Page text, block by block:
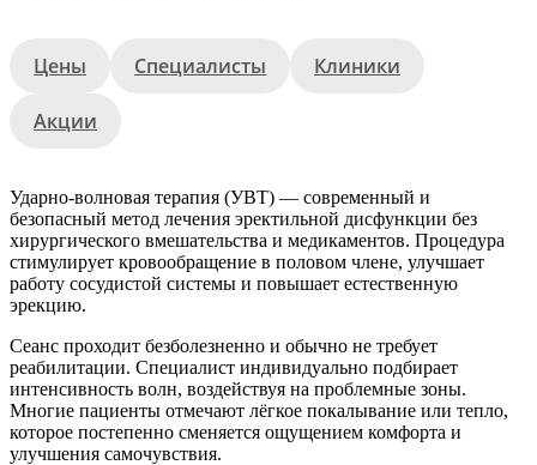
Цены Специалисты Клиники
Акции
Ударно-волновая терапия (УВТ) — современный и
безопасный метод лечения эректильной дисфункции без
хирургического вмешательства и медикаментов. Процедура
стимулирует кровообращение в половом члене, улучшает
работу сосудистой системы и повышает естественную
эрекцию.
Сеанс проходит безболезненно и обычно не требует
реабилитации. Специалист индивидуально подбирает
интенсивность волн, воздействуя на проблемные зоны.
Многие пациенты отмечают лёгкое покалывание или тепло,
которое постепенно сменяется ощущением комфорта и
улучшения самочувствия.